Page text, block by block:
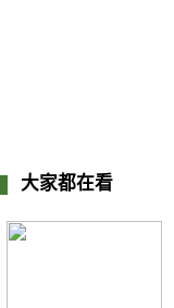
大家都在看